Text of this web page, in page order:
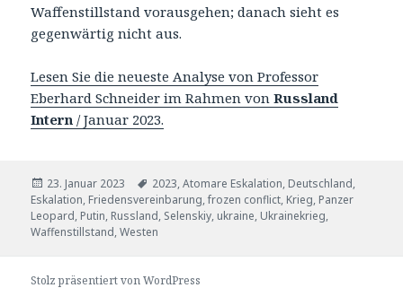
Waffenstillstand vorausgehen; danach sieht es
gegenwärtig nicht aus.
Lesen Sie die neueste Analyse von Professor
Eberhard Schneider im Rahmen vonRussland
Intern / Januar 2023.
Veröffentlicht
am
23. Januar 2023 Tags
2023,Atomare Eskalation, Deutschland,
Eskalation, Friedensvereinbarung,frozen conflict, Krieg, Panzer
Leopard, Putin, Russland, Selenskiy, ukraine, Ukrainekrieg,
Waffenstillstand,Westen
Stolz präsentiert von WordPress